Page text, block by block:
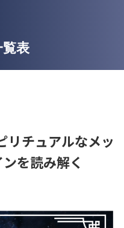
表
リチュアルなメッ
を読み解く